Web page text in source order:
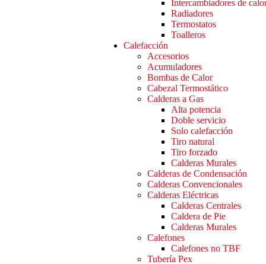
Intercambiadores de
Radiadores
Termostatos
Toalleros
Calefacción
Accesorios
Acumuladores
Bombas de Calor
Cabezal Termostático
Calderas a Gas
Alta potencia
Doble servicio
Solo calefacción
Tiro natural
Tiro forzado
Calderas Murales
Calderas de Condensación
Calderas Convencionales
Calderas Eléctricas
Calderas Centrales
Caldera de Pie
Calderas Murales
Calefones
Calefones no TBF
Tubería Pex